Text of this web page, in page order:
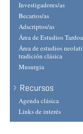
Investigadores/as
Becarios/as
Adscriptos/as
Área de Estudios
Área de estudios
tradición clásica
Musurgia
Recursos
Agenda clásica
Links de interés